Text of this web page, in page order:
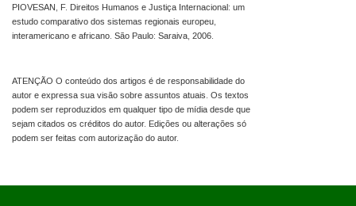
PIOVESAN, F. Direitos Humanos e Justiça Internacional: um
estudo comparativo dos sistemas regionais europeu,
interamericano e africano. São Paulo: Saraiva, 2006.
ATENÇÃO O conteúdo dos artigos é de responsabilidade do
autor e expressa sua visão sobre assuntos atuais. Os textos
podem ser reproduzidos em qualquer tipo de mídia desde que
sejam citados os créditos do autor. Edições ou alterações só
podem ser feitas com autorização do autor.